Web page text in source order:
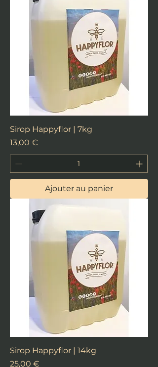
Sirop Happyflor | 7kg
Prix
13,00 €
Ajouter au panier
Sirop Happyflor | 14kg
Prix
25,00 €